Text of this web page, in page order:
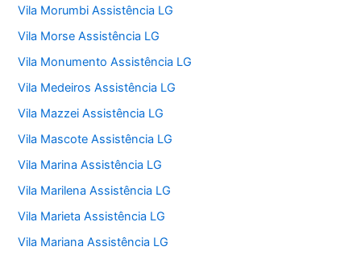
Vila Morumbi Assistência LG
Vila Morse Assistência LG
Vila Monumento Assistência LG
Vila Medeiros Assistência LG
Vila Mazzei Assistência LG
Vila Mascote Assistência LG
Vila Marina Assistência LG
Vila Marilena Assistência LG
Vila Marieta Assistência LG
Vila Mariana Assistência LG